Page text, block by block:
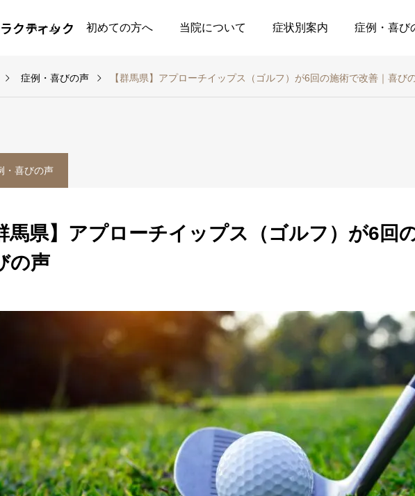
クティック
ホーム 初めての方へ 当院について 症状別案内 症例・喜び
学生の症例｜4
でバレエに復
イップスとアイアンイ
ップス｜ゴルフイップ
するバースデーカイロ
の考え
症例・喜びの声 【群馬県】アプローチイップス（ゴルフ）が6回の施術で改善｜喜び
・喜びの声
馬県】アプローチイップス（ゴルフ）が6回
の声